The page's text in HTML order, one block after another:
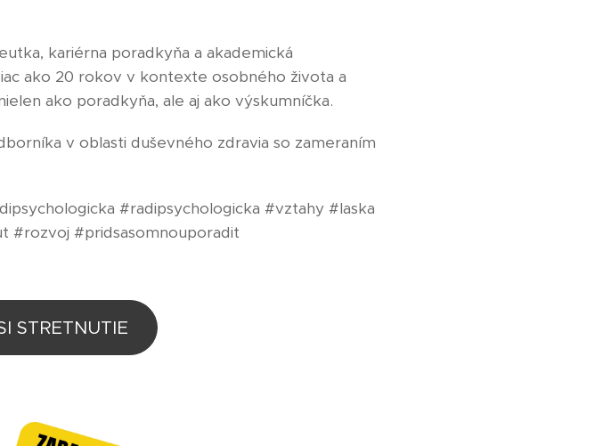
kariérna poradkyňa a akademická
ako 20 rokov v kontexte osobného života a
ako poradkyňa, ale aj ako výskumníčka.
v oblasti duševného zdravia so zameraním
#radipsychologicka #vztahy #laska
#rozvoj #pridsasomnouporadit
STRETNUTIE